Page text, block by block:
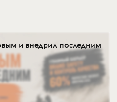
и внедрил последним